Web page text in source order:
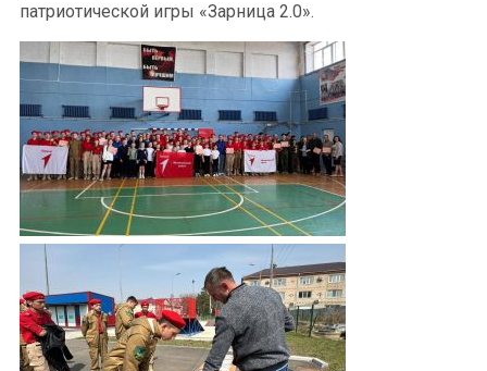
патриотической игры «Зарница 2.0».